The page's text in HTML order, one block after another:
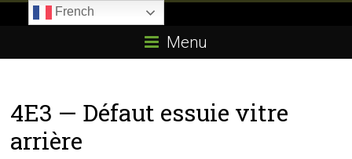
E85.com
passion
boîtier
Menu
4E3 — Défaut essuie vitre
arrière
French